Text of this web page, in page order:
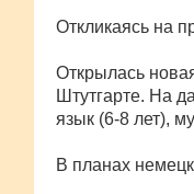
е
е
Откликаясь на
Открылась
Штутгарте. На
язык (6-8 лет),
В планах